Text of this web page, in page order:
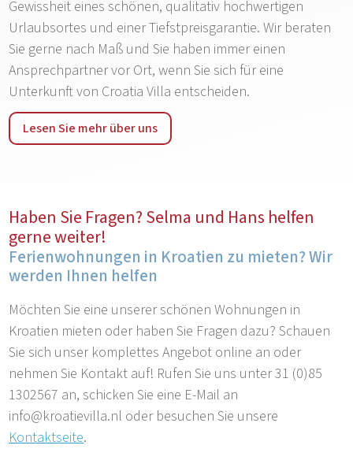
Gewissheit eines schönen, qualitativ hochwertigen
Urlaubsortes und einer Tiefstpreisgarantie. Wir beraten
Sie gerne nach Maß und Sie haben immer einen
Ansprechpartner vor Ort, wenn Sie sich für eine
Unterkunft von Croatia Villa entscheiden.
Lesen Sie mehr über uns
Haben Sie Fragen? Selma und Hans helfen
gerne weiter!
Ferienwohnungen in Kroatien zu mieten? Wir
werden Ihnen helfen
Möchten Sie eine unserer schönen Wohnungen in
Kroatien mieten oder haben Sie Fragen dazu? Schauen
Sie sich unser komplettes Angebot online an oder
nehmen Sie Kontakt auf! Rufen Sie uns unter 31 (0)85
1302567 an, schicken Sie eine E-Mail an
info@kroatievilla.nl oder besuchen Sie unsere
Kontaktseite.